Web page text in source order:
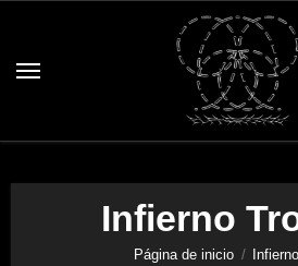
contenido
Infierno
Página de inicio